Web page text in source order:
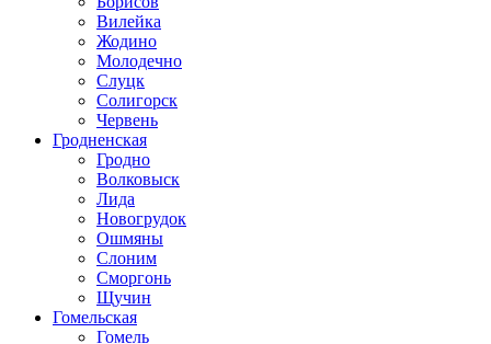
Вилейка
Жодино
Молодечно
Слуцк
Солигорск
Червень
Гродненская
Гродно
Волковыск
Лида
Новогрудок
Ошмяны
Слоним
Сморгонь
Щучин
Гомельская
Гомель